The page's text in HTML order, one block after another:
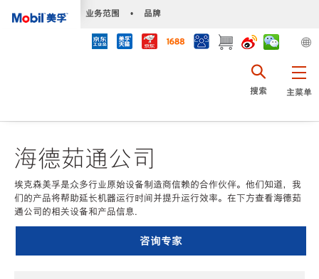
业务范围 • 品牌
主菜单
搜索
海德茹通公司
埃克森美孚是众多行业原始设备制造商信赖的合作伙伴。他们知道，我
们的产品将帮助延长机器运行时间并提升运行效率。在下方查看海德茹
通公司的相关设备和产品信息.
咨询专家